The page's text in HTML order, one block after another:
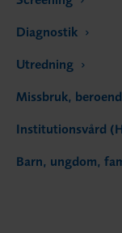
Diagnostik
Utredning
Missbruk,
Institutionsvård
Barn, ungdom,